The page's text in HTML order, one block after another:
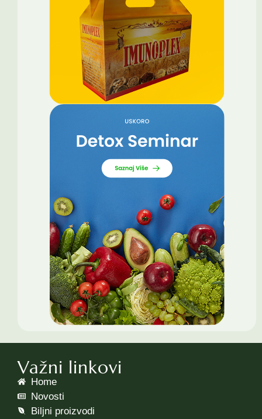
Važni linkovi
Home
Novosti
Biljni proizvodi